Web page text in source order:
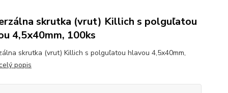
skrutka (vrut) Killich s polguľatou
4,5x40mm, 100ks
skrutka (vrut) Killich s polguľatou hlavou 4,5x40mm,
popis